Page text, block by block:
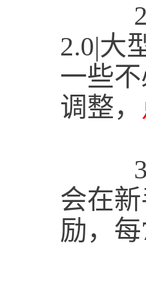
2.0|大
一些
调整，
会在
励，